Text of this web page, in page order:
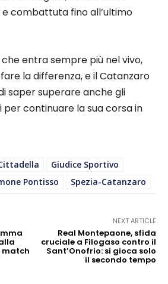
combattuta fino all’ultimo
entra sempre più nel vivo,
la differenza, e il Catanzaro
saper superare anche gli
per continuare la sua corsa in
Giudice Sportivo
Pontisso Spezia-Catanzaro
match
NEXT ARTICLE
Real Montepaone, sfida
cruciale a Filogaso contro il
Sant’Onofrio: si gioca solo
il secondo tempo